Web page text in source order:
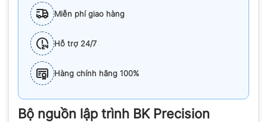
Miễn phí giao hàng
Hỗ trợ 24/7
Hàng chính hãng 100%
Bộ nguồn lập trình BK Precision